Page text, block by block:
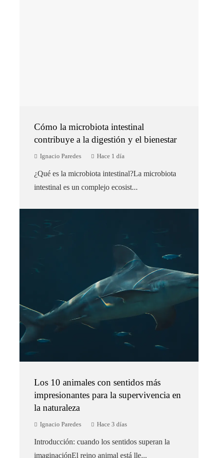
Cómo la microbiota intestinal
contribuye a la digestión y el bienestar
Ignacio Paredes Hace 1 día
¿Qué es la microbiota intestinal?La microbiota
intestinal es un complejo ecosist...
Los 10 animales con sentidos más
impresionantes para la supervivencia en
la naturaleza
Ignacio Paredes Hace 3 días
Introducción: cuando los sentidos superan la
imaginaciónEl reino animal está lle...